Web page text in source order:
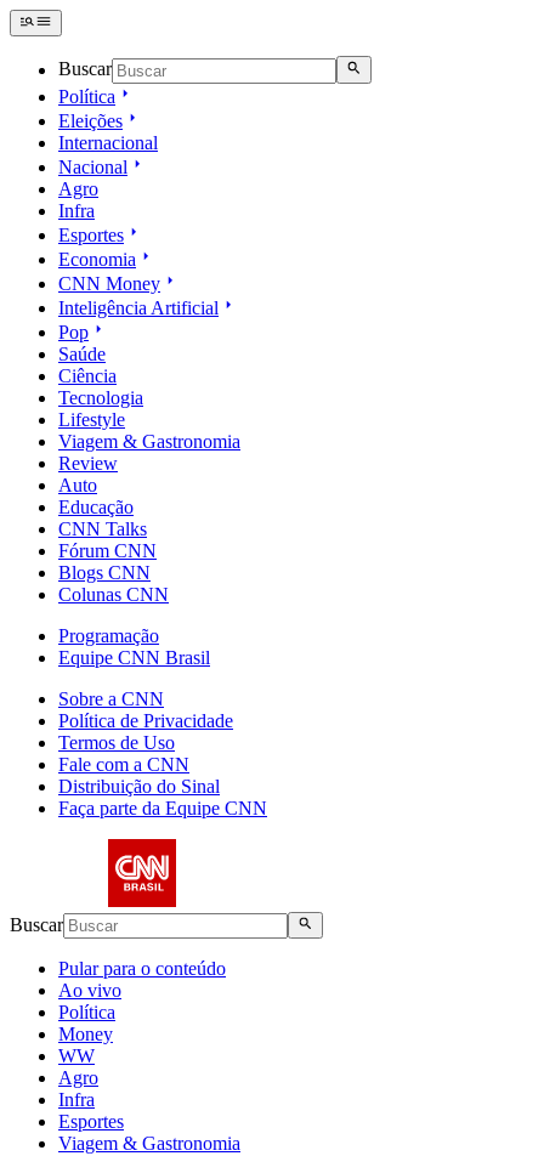
Buscar
Política
Eleições
Internacional
Nacional
Agro
Infra
Esportes
Economia
CNN Money
Inteligência Artificial
Pop
Saúde
Ciência
Tecnologia
Lifestyle
Viagem & Gastronomia
Review
Auto
Educação
CNN Talks
Fórum CNN
Blogs CNN
Colunas CNN
Programação
Equipe CNN Brasil
Sobre a CNN
Política de Privacidade
Termos de Uso
Fale com a CNN
Distribuição do Sinal
Faça parte da Equipe CNN
Buscar
Pular para o conteúdo
Ao vivo
Política
Money
WW
Agro
Infra
Esportes
Viagem & Gastronomia